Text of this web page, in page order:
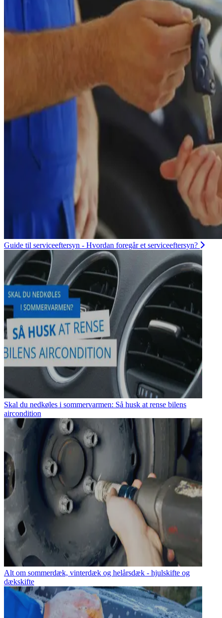
Guide til serviceeftersyn - Hvordan foregår et serviceeftersyn?
Skal du nedkøles i sommervarmen: Så husk at rense bilens
aircondition
Alt om sommerdæk, vinterdæk og helårsdæk - hjulskifte og
dækskifte